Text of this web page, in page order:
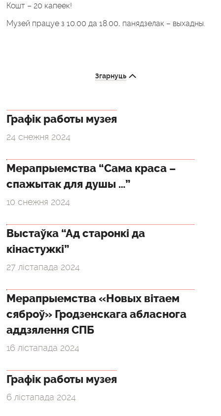
Кошт – 20 капеек!
Музей працуе з 10.00 да 18.00, панядзелак – выхадны.
Згарнуць
Графік работы музея
24 снежня 2024
Мерапрыемства “Сама краса –
спажытак для душы …”
10 снежня 2024
Выстаўка “Ад старонкі да
кінастужкі”
27 лістапада 2024
Мерапрыемства «Новых вітаем
сяброў» Гродзенскага абласнога
аддзялення СПБ
16 лістапада 2024
Графік работы музея
6 лістапада 2024